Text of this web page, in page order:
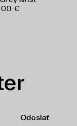
€
Odoslať